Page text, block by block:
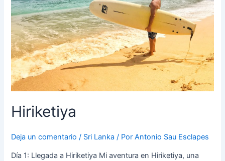
Hiriketiya
Deja un comentario / Sri Lanka / PorAntonio Sau Esclapes
Día 1: Llegada a Hiriketiya Mi aventura en Hiriketiya, una